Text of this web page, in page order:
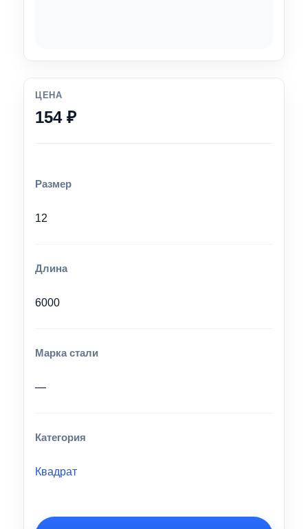
ЦЕНА
154 ₽
Размер
12
Длина
6000
Марка стали
—
Категория
Квадрат